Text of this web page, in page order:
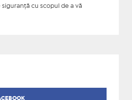
cu scopul de a vă